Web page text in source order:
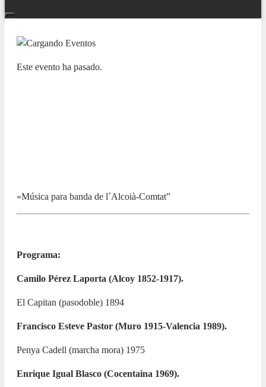
Este evento ha pasado.
«Música para banda de l´Alcoià-Comtat”
Programa:
Camilo Pérez Laporta (Alcoy 1852-1917).
El Capitan (pasodoble) 1894
Francisco Esteve Pastor (Muro 1915-Valencia 1989).
Penya Cadell (marcha mora) 1975
Enrique Igual Blasco (Cocentaina 1969).